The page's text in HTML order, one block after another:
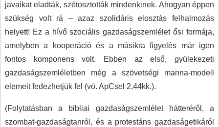
javaikat eladták, szétosztották mindenkinek. Ahogyan éppen
szükség volt rá – azaz szolidáris elosztás felhalmozás
helyett! Ez a hívő szociális gazdaságszemlélet ősi formája,
amelyben a kooperáció és a másikra figyelés már igen
fontos komponens volt. Ebben az első, gyülekezeti
gazdaságszemléletben még a szövetségi manna-modell
elemeit fedezhetjük fel (vö. ApCsel 2,44kk.).
(Folytatásban a bibliai gazdaságszemlélet hátteréről, a
szombat-gazdaságtanról, és a protestáns gazdaságetikáról